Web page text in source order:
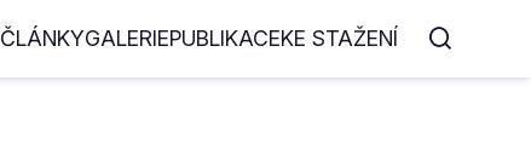
ČLÁNKYGALERIEPUBLIKACEKE STAŽENÍ